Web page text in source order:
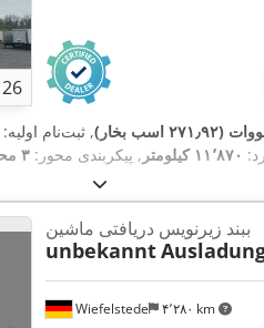
26
, ثبت‌نام اولیه:
۱۱٬۸۷۰ کیلومتر , پیکربندی محور: ۳ محور
Wiefelstede ۴٬۲۸۰ km
ببند زیرنویس دریافتی ماشین
unbekannt